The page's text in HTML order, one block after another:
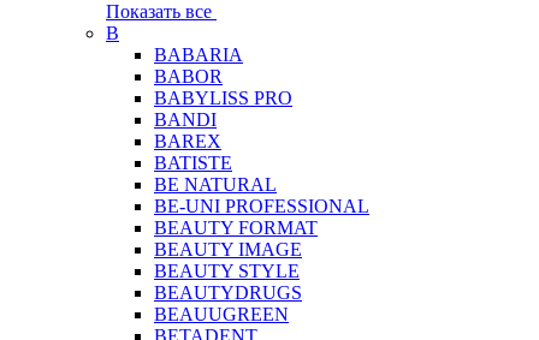
Показать все
B
BABARIA
BABOR
BABYLISS PRO
BANDI
BAREX
BATISTE
BE NATURAL
BE-UNI PROFESSIONAL
BEAUTY FORMAT
BEAUTY IMAGE
BEAUTY STYLE
BEAUTYDRUGS
BEAUUGREEN
BETADENT